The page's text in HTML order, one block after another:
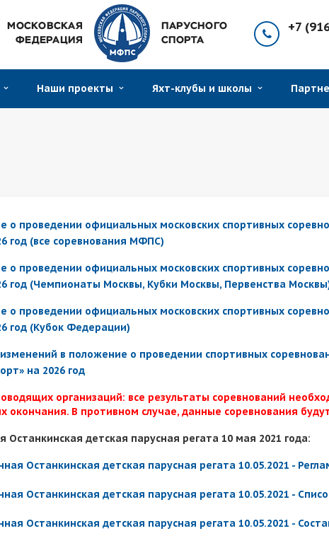
+7
Наши проекты Яхт-клубы и школы
о проведении официальных московских спортивных
год (все соревнования МФПС)
о проведении официальных московских спортивных
год (Чемпионаты Москвы, Кубки Москвы, Первенства
о проведении официальных московских спортивных
год (Кубок Федерации)
в положение о проведении спортивных
на 2026 год
организаций: все результаты соревнований
окончания. В противном случае, данные соревнования
Останкинская детская парусная регата 10 мая 2021 года:
Останкинская детская парусная регата 10.05.2021 -
Останкинская детская парусная регата 10.05.2021 -
Останкинская детская парусная регата 10.05.2021 -